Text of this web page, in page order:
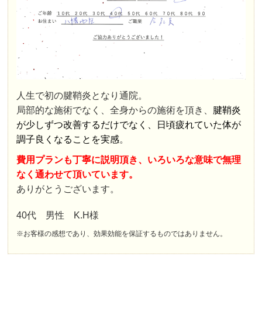
人生で初の腱鞘炎となり通院。
局部的な施術でなく、全身からの施術を頂き、 腱鞘炎
が少しずつ改善するだけでなく、日頃疲れていた体が
調子良くなることを実感。
費用プランも丁寧に説明頂き、いろいろな意味で無理
なく通わせて頂いています。
ありがとうございます。
40代 男性 K.H様
※お客様の感想であり、効果効能を保証するものではありません。